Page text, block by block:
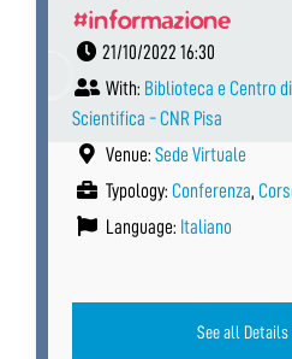
#informazione
21/10/2022 16:30
With: Biblioteca e Centro
Scientifica - CNR Pisa
Venue: Sede Virtuale
Typology: Conferenza,
Language: Italiano
See all Details